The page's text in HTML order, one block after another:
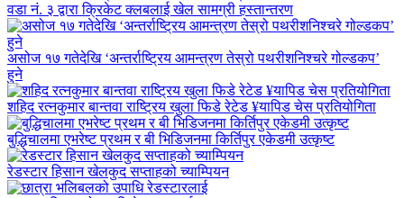
वडा नं. ३ द्वारा क्रिकेट क्लबलाई खेल सामग्री हस्तान्तरण
असोज १७ गतेदेखि ‘अन्तर्राष्ट्रिय आमन्त्रण तेस्रो पथरीशनिश्चरे गोल्डकप’
हुने
शहिद रत्नकुमार बान्तवा राष्ट्रिय खुला फिडे रेटेड ¥यापिड चेस प्रतियोगिता
बुद्धिचालमा एभरेष्ट प्रथम र बी भिडिजनमा किर्तिपुर एकेडमी उत्कृष्ट
रेडस्टार हिसान खेलकुद सप्ताहको च्याम्पियन